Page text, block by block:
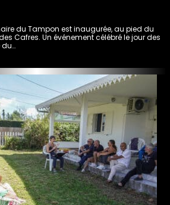
du Tampon est inaugurée, au pied du
Cafres. Un événement célébré le jour des